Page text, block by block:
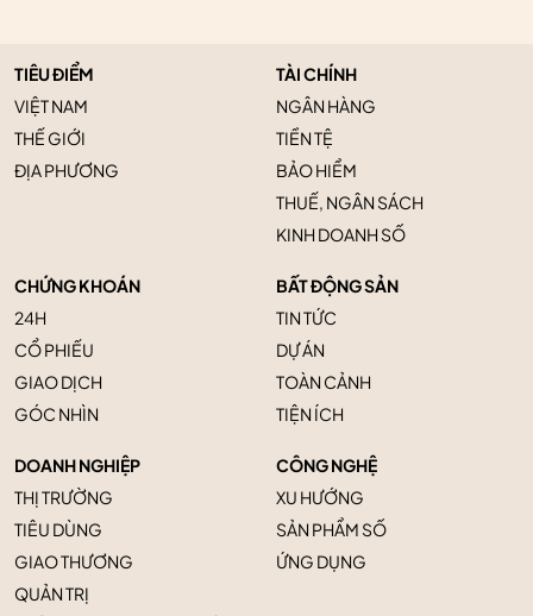
TIÊU ĐIỂM
VIỆT NAM
THẾ GIỚI
ĐỊA PHƯƠNG
TÀI CHÍNH
NGÂN HÀNG
TIỀN TỆ
BẢO HIỂM
THUẾ, NGÂN SÁCH
KINH DOANH SỐ
CHỨNG KHOÁN
24H
CỔ PHIẾU
GIAO DỊCH
GÓC NHÌN
BẤT ĐỘNG SẢN
TIN TỨC
DỰ ÁN
TOÀN CẢNH
TIỆN ÍCH
DOANH NGHIỆP
THỊ TRƯỜNG
TIÊU DÙNG
GIAO THƯƠNG
QUẢN TRỊ
CÔNG NGHỆ
XU HƯỚNG
SẢN PHẨM SỐ
ỨNG DỤNG